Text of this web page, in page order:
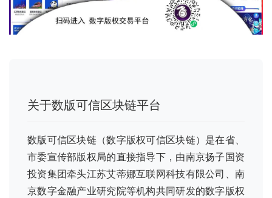
关于数版可信区块链平台
数版可信区块链（数字版权可信区块链）是在省、
市委宣传部版权局的直接指导下，由南京扬子国资
投资集团牵头江苏艾蒂娜互联网科技有限公司、南
京数字金融产业研究院等机构共同研发的数字版权